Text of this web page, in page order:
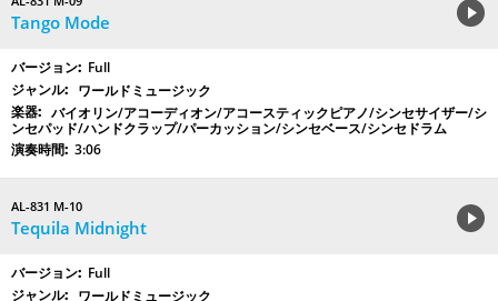
Tango Mode
Full
ワールドミュージック
バイオリン/アコーディオン/アコースティックピアノ/シンセサイザー/シ
ンセパッド/ハンドクラップ/パーカッション/シンセベース/シンセドラム
3:06
AL-831 M-10
Tequila Midnight
Full
ワールドミュージック